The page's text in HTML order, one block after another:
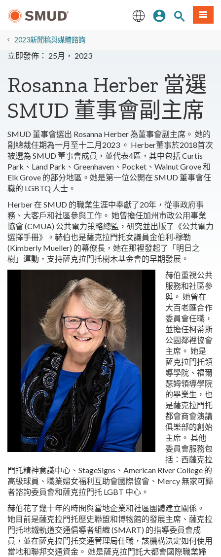
登入站內搜尋
選單
2023新聞稿與媒體諮詢
立即發佈： 25月， 2023
Rosanna Herber 當選
SMUD 董事會副主席
SMUD 董事會選出 Rosanna Herber 為董事會副主席。 她的
副總裁任期為一月至十二月2023 。 Herber董事於2018首次
被選為 SMUD 董事會成員，並代表4區，其中包括 Curtis
Park、Land Park、Greenhaven、Pocket、Walnut Grove 和
Elk Grove 的部分地區。她是第一位公開在 SMUD 董事會任
職的 LGBTQ 人士。
Herber 在 SMUD 的職業生涯中奉獻了20年，從事政府事
務、大客戶和社區參與工作。 她曾擔任加州市政公用事業
協會 (CMUA) 公共電力策略總監，研究並出版了《公共電力
選擇手冊》。赫伯也是薩克拉門托女議員金伯利·穆勒
(Kimberly Mueller) 的幕僚長，她在那裡發起了「明日之
樹」運動，支持薩克拉門托樹木基金會的早期發展。
赫伯重視公共
服務和社區參
與。 她曾在
大百老匯合作
委員會任職，
並擔任柯蒂斯
公園鄰裡協會
主席。 她是
薩克拉門托領
導學院、福爾
瑟姆領導學院
的畢業生，也
是薩克拉門托
都會商會演講
俱樂部的創始
主席。 其他
委員會服務包
括：西薩克拉
門托精神意識中心、StageSigns、American River College 的
高級球員、職業婦女福利互助會國際協會、Mercy 無家可歸
者諮詢委員會和薩克拉門托 LGBT 中心。
赫伯花了幾十年的時間與當地企業和社區團體建立關係。
她目前是薩克拉門托歷史聯盟和博物館的發展主席、薩克拉
門托地鐵軌道交通倡導者組織 (SMART) 的指導委員會成
員，並在薩克拉門托交通管理局任職，該機構決定如何使用
當地和聯邦交通資金。 她是薩克拉門託大都會國際職業婦